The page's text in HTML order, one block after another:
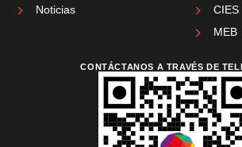
Noticias
CIES
MEB
CONTÁCTANOS A TRAVÉS DE